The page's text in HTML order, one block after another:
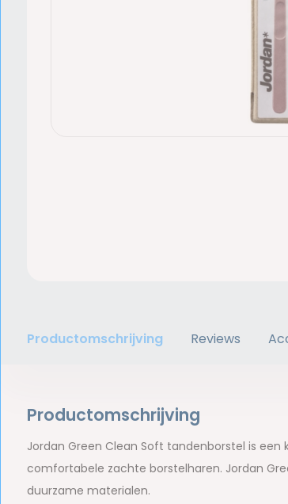
Productomschrijving Reviews
Productomschrijving
Jordan Green Clean Soft tandenborstel is
comfortabele zachte borstelharen. Jordan
duurzame materialen.